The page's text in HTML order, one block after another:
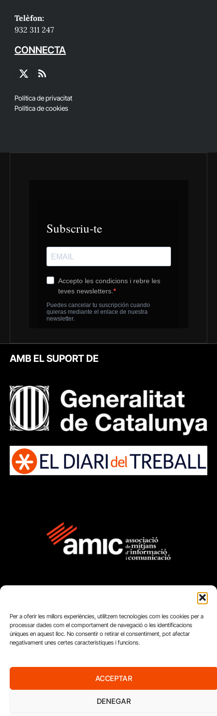
Per a oferir les millors experiències, utilitzem tecnologies com les cookies per a
processar dades com el comportament de navegació o les identificacions
úniques en aquest lloc. No consentir o retirar el consentiment, pot afectar
negativament unes certes característiques i funcions.
ACCEPTAR
DENEGAR
Telèfon:
932 311 247
CONNECTA
X
RSS
Política de privacitat
Política de cookies
AMB EL SUPORT DE
FUNDACIÓ
PERIODISME